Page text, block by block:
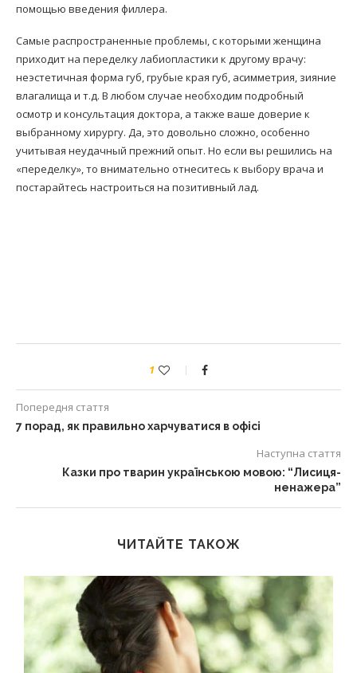
помощью введения филлера.
Самые распространенные проблемы, с которыми женщина
приходит на переделку лабиопластики к другому врачу:
неэстетичная форма губ, грубые края губ, асимметрия, зияние
влагалища и т.д. В любом случае необходим подробный
осмотр и консультация доктора, а также ваше доверие к
выбранному хирургу. Да, это довольно сложно, особенно
учитывая неудачный прежний опыт. Но если вы решились на
«переделку», то внимательно отнеситесь к выбору врача и
постарайтесь настроиться на позитивный лад.
1
Попередня стаття
7 порад, як правильно харчуватися в офісі
Наступна стаття
Казки про тварин українською мовою: “Лисиця-
ненажера”
ЧИТАЙТЕ ТАКОЖ